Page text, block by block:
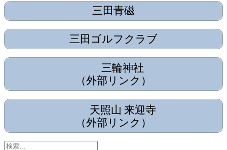
三田青磁
三田ゴルフクラブ
三輪神社
（外部リンク）
天照山 来迎寺
（外部リンク）
検